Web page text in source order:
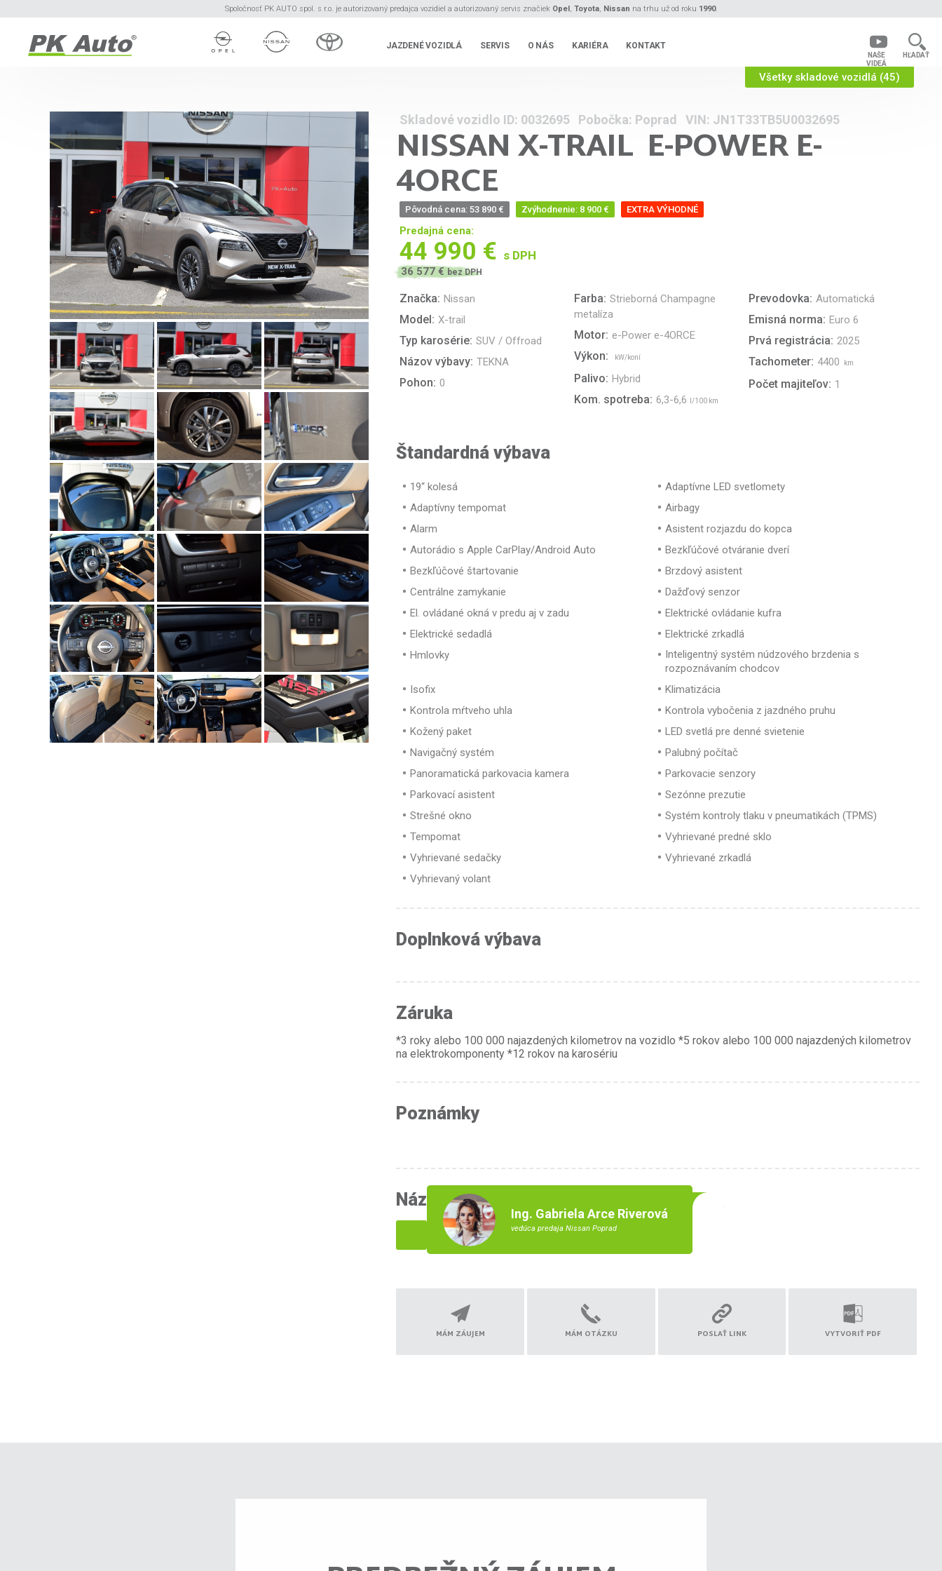
Spoločnosť PK AUTO spol. s r.o. je autorizovaný predajca vozidiel a autorizovaný servis značiek Opel, Toyota, Nissan na trhu už od roku 1990.
JAZDENÉ VOZIDLÁ SERVIS O NÁS KARIÉRA KONTAKT
NAŠE
VIDEÁ
HĽADAŤ
Všetky skladové vozidlá (45)
Skladové vozidlo ID: 0032695 Pobočka: Poprad VIN: JN1T33TB5U0032695
NISSANX-TRAIL E-POWER E-
4ORCE
Pôvodná cena: 53 890 € Zvýhodnenie: 8 900 € EXTRA VÝHODNÉ
Predajná cena:
44 990 € s DPH
36 577 €bez DPH
Značka: Nissan
Model: X-trail
Typ karosérie: SUV / Offroad
Názov výbavy: TEKNA
Pohon: 0
Farba: Strieborná Champagne
metalíza
Motor: e-Power e-4ORCE
Výkon: kW/koní
Palivo: Hybrid
Kom. spotreba: 6,3-6,6 l/100 km
Prevodovka: Automatická
Emisná norma: Euro 6
Prvá registrácia: 2025
Tachometer: 4400 km
Počet majiteľov: 1
Štandardná výbava
19“ kolesá
Adaptívne LED svetlomety
Adaptívny tempomat
Airbagy
Alarm
Asistent rozjazdu do kopca
Autorádio s Apple CarPlay/Android Auto
Bezkľúčové otváranie dverí
Bezkľúčové štartovanie
Brzdový asistent
Centrálne zamykanie
Dažďový senzor
El. ovládané okná v predu aj v zadu
Elektrické ovládanie kufra
Elektrické sedadlá
Elektrické zrkadlá
Hmlovky
Inteligentný systém núdzového brzdenia s
rozpoznávaním chodcov
Isofix
Klimatizácia
Kontrola mŕtveho uhla
Kontrola vybočenia z jazdného pruhu
Kožený paket
LED svetlá pre denné svietenie
Navigačný systém
Palubný počítač
Panoramatická parkovacia kamera
Parkovacie senzory
Parkovací asistent
Sezónne prezutie
Strešné okno
Systém kontroly tlaku v pneumatikách (TPMS)
Tempomat
Vyhrievané predné sklo
Vyhrievané sedačky
Vyhrievané zrkadlá
Vyhrievaný volant
Doplnková výbava
Záruka
*3 roky alebo 100 000 najazdených kilometrov na vozidlo *5 rokov alebo 100 000 najazdených kilometrov
na elektrokomponenty *12 rokov na karosériu
Poznámky
Názor nášho predajcu
Ing. Gabriela Arce Riverová
vedúca predaja Nissan Poprad
MÁM ZÁUJEM MÁM OTÁZKU POSLAŤ LINK VYTVORIŤ PDF